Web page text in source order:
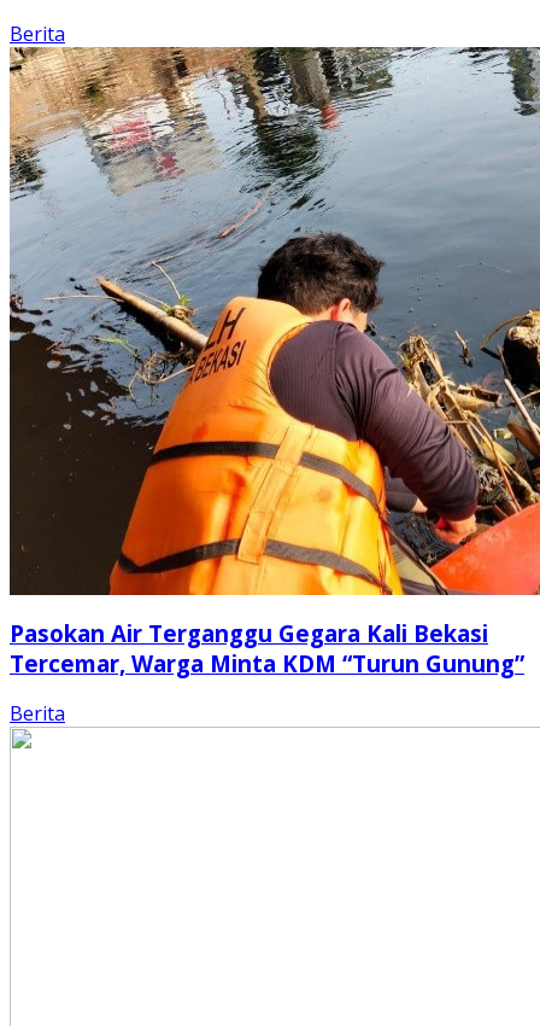
Berita
Pasokan Air Terganggu Gegara Kali Bekasi
Tercemar, Warga Minta KDM “Turun Gunung”
Berita